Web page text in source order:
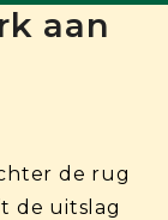
aan
de rug
de uitslag